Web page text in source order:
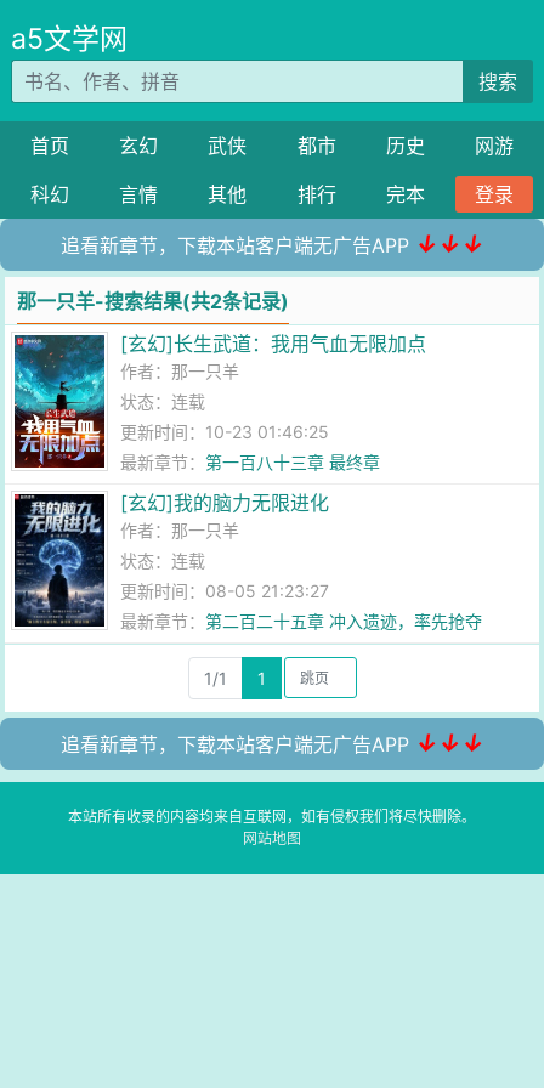
a5文学网
搜索
首页 玄幻 武侠 都市 历史
网游
科幻
言情 其他 排行 完本 登录
追看新章节，下载本站客户端无广告APP ↓↓↓
那一只羊-搜索结果(共2条记录)
[玄幻]长生武道：我用气血无限加点
作者：那一只羊
状态：连载
更新时间：10-23 01:46:25
最新章节：第一百八十三章 最终章
[玄幻]我的脑力无限进化
作者：那一只羊
状态：连载
更新时间：08-05 21:23:27
最新章节：第二百二十五章 冲入遗迹，率先抢夺
1/1 1
追看新章节，下载本站客户端无广告APP ↓↓↓
本站所有收录的内容均来自互联网，如有侵权我们将尽快删除。
网站地图